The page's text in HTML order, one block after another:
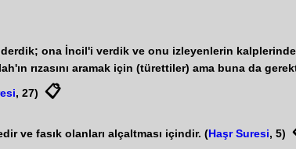
ona İncil'i verdik ve onu izleyenlerin
rızasını aramak için (türettiler) ama buna da
, 27) 📋
ve fasık olanları alçaltması içindir. (Haşr Suresi, 5)